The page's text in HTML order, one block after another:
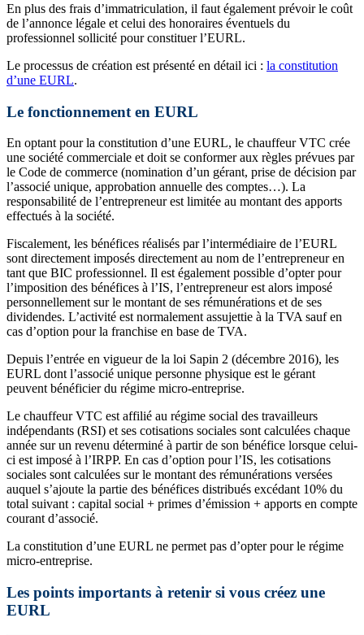
En plus des frais d’immatriculation, il faut également prévoir le coût
de l’annonce légale et celui des honoraires éventuels du
professionnel sollicité pour constituer l’EURL.
Le processus de création est présenté en détail ici : la constitution
d’une EURL.
Le fonctionnement en EURL
En optant pour la constitution d’une EURL, le chauffeur VTC crée
une société commerciale et doit se conformer aux règles prévues par
le Code de commerce (nomination d’un gérant, prise de décision par
l’associé unique, approbation annuelle des comptes…). La
responsabilité de l’entrepreneur est limitée au montant des apports
effectués à la société.
Fiscalement, les bénéfices réalisés par l’intermédiaire de l’EURL
sont directement imposés directement au nom de l’entrepreneur en
tant que BIC professionnel. Il est également possible d’opter pour
l’imposition des bénéfices à l’IS, l’entrepreneur est alors imposé
personnellement sur le montant de ses rémunérations et de ses
dividendes. L’activité est normalement assujettie à la TVA sauf en
cas d’option pour la franchise en base de TVA.
Depuis l’entrée en vigueur de la loi Sapin 2 (décembre 2016), les
EURL dont l’associé unique personne physique est le gérant
peuvent bénéficier du régime micro-entreprise.
Le chauffeur VTC est affilié au régime social des travailleurs
indépendants (RSI) et ses cotisations sociales sont calculées chaque
année sur un revenu déterminé à partir de son bénéfice lorsque celui-
ci est imposé à l’IRPP. En cas d’option pour l’IS, les cotisations
sociales sont calculées sur le montant des rémunérations versées
auquel s’ajoute la partie des bénéfices distribués excédant 10% du
total suivant : capital social + primes d’émission + apports en compte
courant d’associé.
La constitution d’une EURL ne permet pas d’opter pour le régime
micro-entreprise.
Les points importants à retenir si vous créez une
EURL